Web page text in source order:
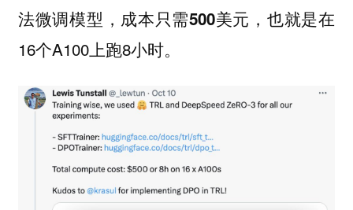
法微调模型， 成本只需500美元 ，也就是在
16个A100上跑8小时。